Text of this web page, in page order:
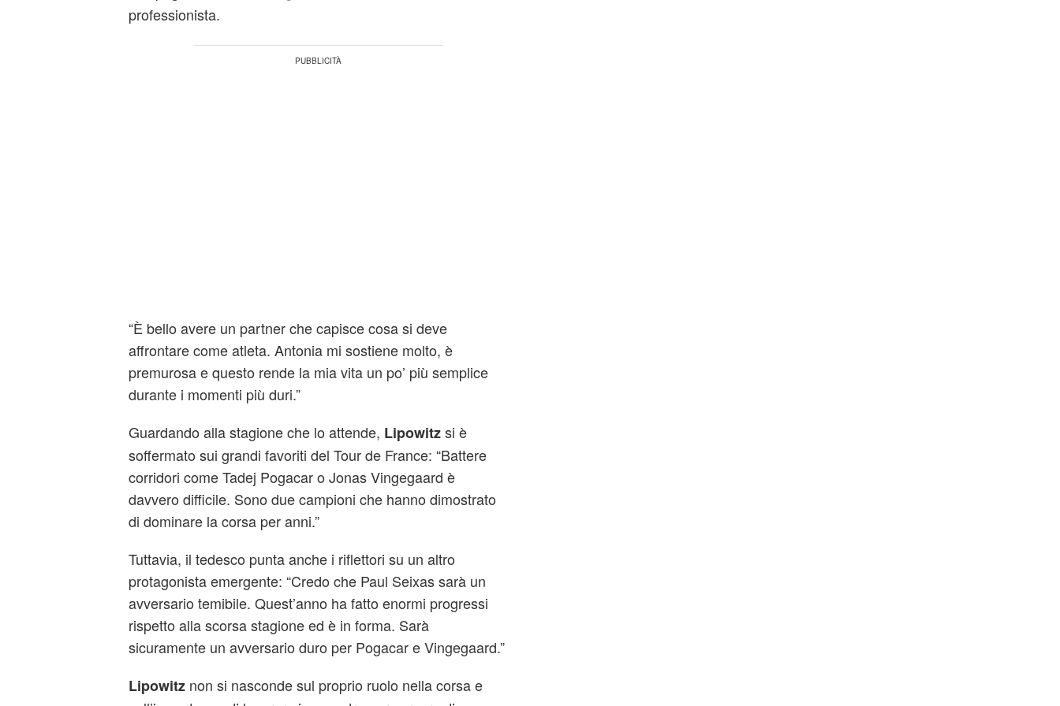
professionista.
“È bello avere un partner che capisce cosa si deve
affrontare come atleta. Antonia mi sostiene molto, è
premurosa e questo rende la mia vita un po’ più semplice
durante i momenti più duri.”
Guardando alla stagione che lo attende, Lipowitzsi è
soffermato sui grandi favoriti del Tour de France: “Battere
corridori come Tadej Pogacar o Jonas Vingegaard è
davvero difficile. Sono due campioni che hanno dimostrato
di dominare la corsa per anni.”
Tuttavia, il tedesco punta anche i riflettori su un altro
protagonista emergente: “Credo che Paul Seixas sarà un
avversario temibile. Quest’anno ha fatto enormi progressi
rispetto alla scorsa stagione ed è in forma. Sarà
sicuramente un avversario duro per Pogacar e Vingegaard.”
Lipowitznon si nasconde sul proprio ruolo nella corsa e